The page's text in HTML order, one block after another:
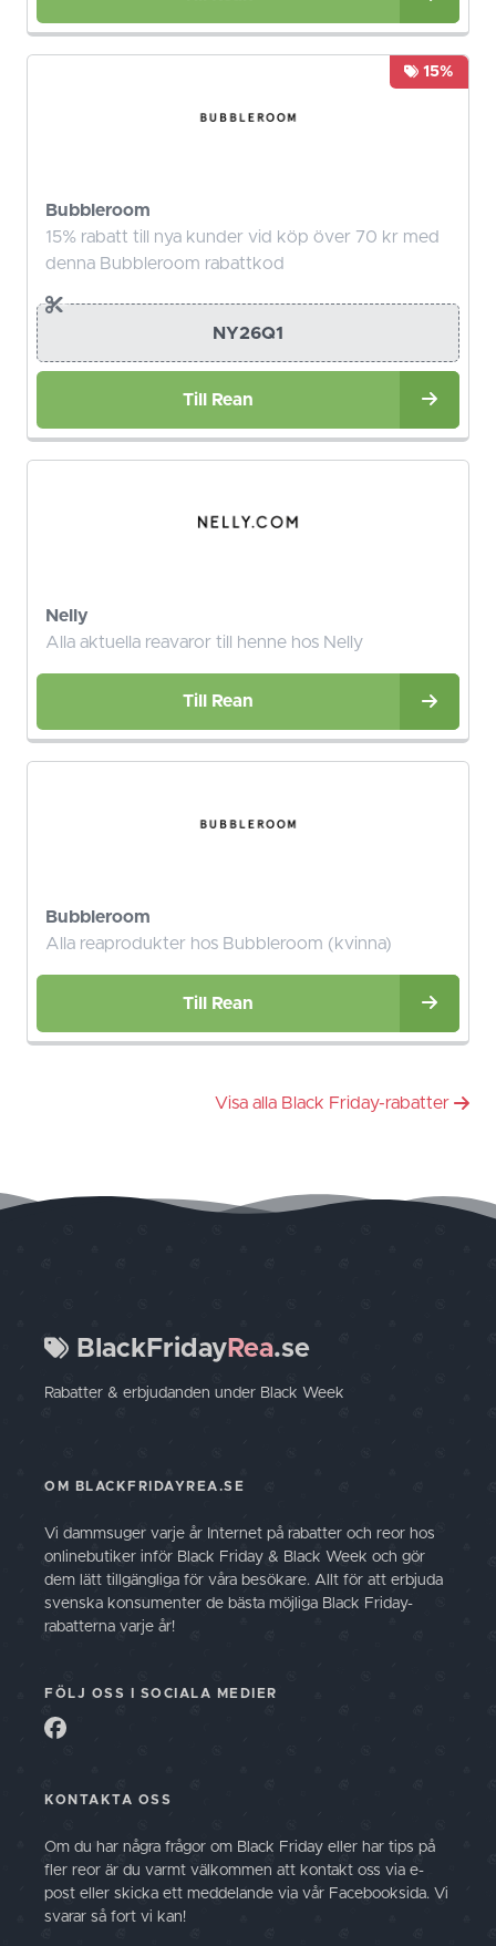
15%
Bubbleroom
15% rabatt till nya kunder vid köp över 70 kr med
denna Bubbleroom rabattkod
NY26Q1
Till Rean
Nelly
Alla aktuella reavaror till henne hos Nelly
Till Rean
Bubbleroom
Alla reaprodukter hos Bubbleroom (kvinna)
Till Rean
Visa alla Black Friday-rabatter
BlackFriday Rea.se
Rabatter & erbjudanden under Black Week
OM BLACKFRIDAYREA.SE
Vi dammsuger varje år Internet på rabatter och reor hos
onlinebutiker inför Black Friday & Black Week och gör
dem lätt tillgängliga för våra besökare. Allt för att erbjuda
svenska konsumenter de bästa möjliga Black Friday-
rabatterna varje år!
FÖLJ OSS I SOCIALA MEDIER
KONTAKTA OSS
Om du har några frågor om Black Friday eller har tips på
fler reor är du varmt välkommen att kontakt oss via e-
post eller skicka ett meddelande via vår Facebooksida. Vi
svarar så fort vi kan!